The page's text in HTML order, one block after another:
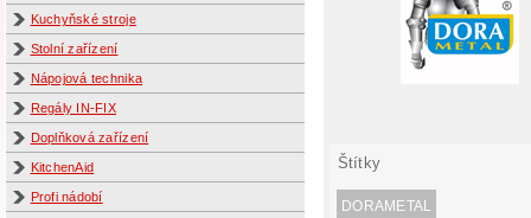
Kuchyňské stroje
Stolní zařízení
Nápojová technika
Regály IN-FIX
Doplňková zařízení
KitchenAid
Profi nádobí
Štítky
DORAMETAL